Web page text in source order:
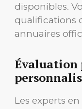
disponibles.
qualifications
annuaires
Évaluation
Les experts